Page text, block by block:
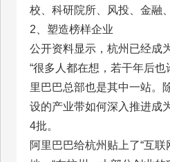
校、科研院所、风投、金融
2、塑造榜样企业
公开资料显示，杭州已经成
“很多人都在想，若干年后
里巴巴总部也是其中一站。
设的产业带如何深入推进成
4批。
阿里巴巴给杭州贴上了“互